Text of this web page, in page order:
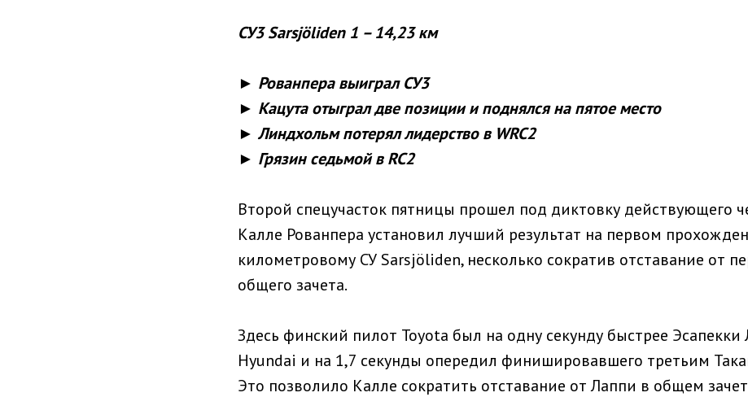
СУ3 Sarsjöliden 1 – 14,23 км
► Рованпера выиграл СУ3
► Кацута отыграл две позиции и поднялся на пятое место
► Линдхольм потерял лидерство в WRC2
► Грязин седьмой в RC2
Второй спецучасток пятницы прошел под диктовку действующего
Калле Рованпера установил лучший результат на первом
километровому СУ Sarsjöliden, несколько сократив отставание от
общего зачета.
Здесь финский пилот Toyota был на одну секунду быстрее Эсапекки
Hyundai и на 1,7 секунды опередил финишировавшего третьим
Это позволило Калле сократить отставание от Лаппи в общем